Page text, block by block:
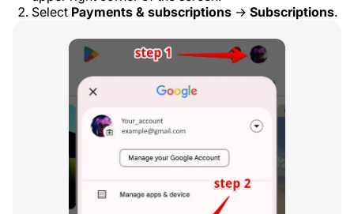
Select Payments & subscriptions → Subscriptions.